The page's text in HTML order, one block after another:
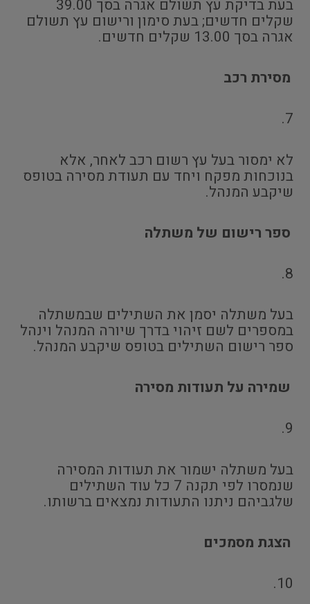
בעת בדיקת עץ תשולם אגרה בסך 39.00
שקלים חדשים; בעת סימון ורישום עץ תשולם
אגרה בסך 13.00 שקלים חדשים.
מסירת רכב
7.
לא ימסור בעל עץ רשום רכב לאחר, אלא
בנוכחות מפקח ויחד עם תעודת מסירה בטופס
שיקבע המנהל.
ספר רישום של משתלה
8.
בעל משתלה יסמן את השתילים שבמשתלה
במספרים לשם זיהוי בדרך שיורה המנהל וינהל
ספר רישום השתילים בטופס שיקבע המנהל.
שמירה על תעודות מסירה
9.
בעל משתלה ישמור את תעודות המסירה
שנמסרו לפי תקנה 7 כל עוד השתילים
שלגביהם ניתנו התעודות נמצאים ברשותו.
הצגת מסמכים
10.